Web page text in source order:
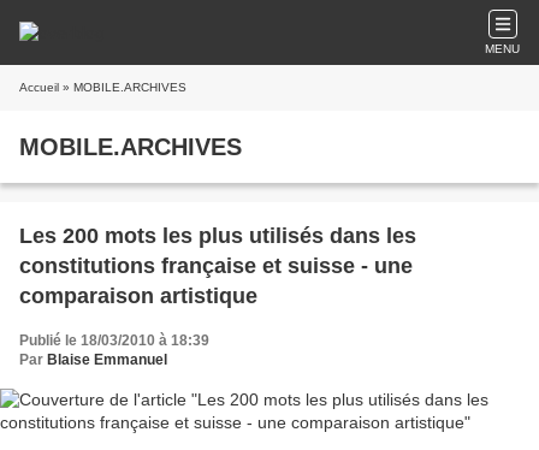
MENU
Accueil » MOBILE.ARCHIVES
MOBILE.ARCHIVES
Les 200 mots les plus utilisés dans les
constitutions française et suisse - une
comparaison artistique
Publié le 18/03/2010 à 18:39
Par Blaise Emmanuel